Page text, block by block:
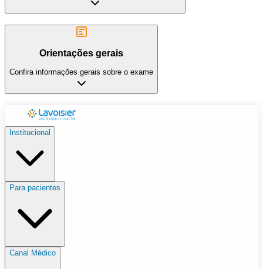
Orientações gerais
Confira informações gerais sobre o exame
Institucional
Para pacientes
Canal Médico